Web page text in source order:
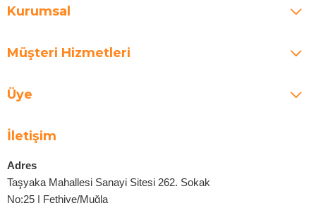
Kurumsal
Müşteri Hizmetleri
Üye
İletişim
Adres
Taşyaka Mahallesi Sanayi Sitesi 262. Sokak
No:25 | Fethiye/Muğla